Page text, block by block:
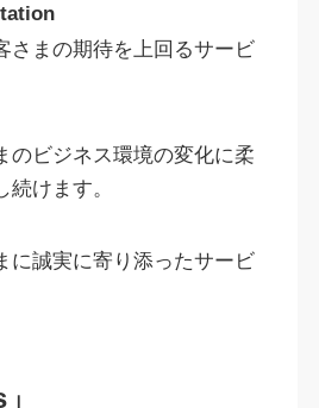
さまの期待を上回るサービ
のビジネス環境の変化に柔
けます。
に誠実に寄り添ったサービ